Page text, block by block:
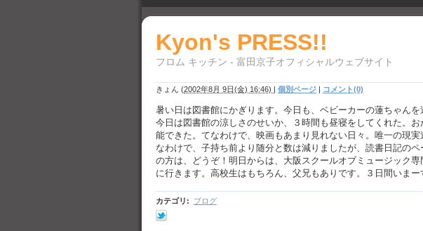
Kyon's PRESS!!
フロム キッチン - 富田京子オフィシャルウェブサイト
きょん (2002年8月 9日(金) 16:46) | 個別ページ | コメント(0)
暑い日は図書館にかぎります。今日も、ベビーカーの蓮ちゃんを
今日は図書館の涼しさのせいか、３時間も昼寝をしてくれた。
能できた。てなわけで、映画もあまり見れない日々。唯一の現
なわけで、子持ち前より随分と数は減りましたが、読書日記のペ
の方は、どうぞ！明日からは、大阪スクールオブミュージック
に行きます。高校生はもちろん、父兄もありです。３日間いまー
カテゴリ : ブログ